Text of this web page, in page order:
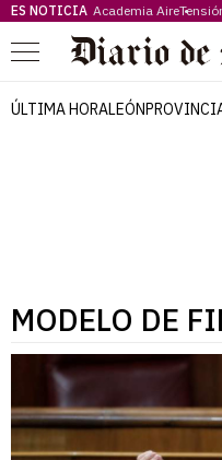
ES NOTICIA Academia Aire
Menú
ÚLTIMA HORALEÓN
MODELO DE